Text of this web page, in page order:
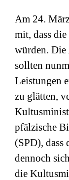
Am 24.
mit, dass
würden. Die
sollten
Leistungen
zu glätten,
pfälzische
(SPD), dass
dennoch
die